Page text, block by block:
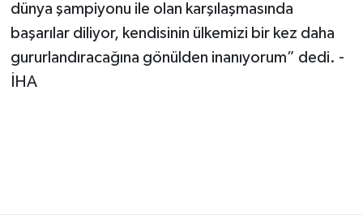
dünya şampiyonu ile olan karşılaşmasında
başarılar diliyor, kendisinin ülkemizi bir kez daha
gururlandıracağına gönülden inanıyorum” dedi. -
İHA